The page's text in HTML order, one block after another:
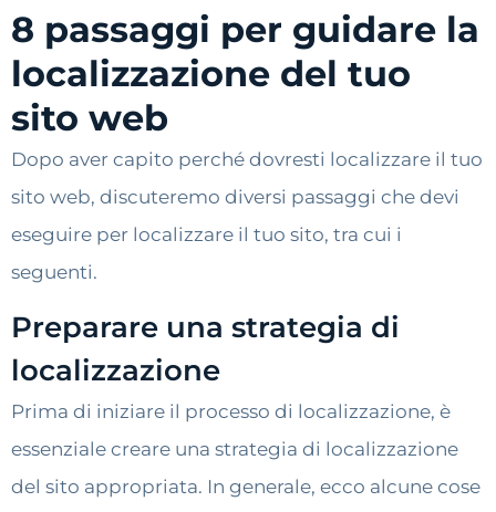
8 passaggi per guidare la
localizzazione del tuo
sito web
Dopo aver capito perché dovresti localizzare il tuo
sito web, discuteremo diversi passaggi che devi
eseguire per localizzare il tuo sito, tra cui i
seguenti.
Preparare una strategia di
localizzazione
Prima di iniziare il processo di localizzazione, è
essenziale creare una strategia di localizzazione
del sito appropriata. In generale, ecco alcune cose